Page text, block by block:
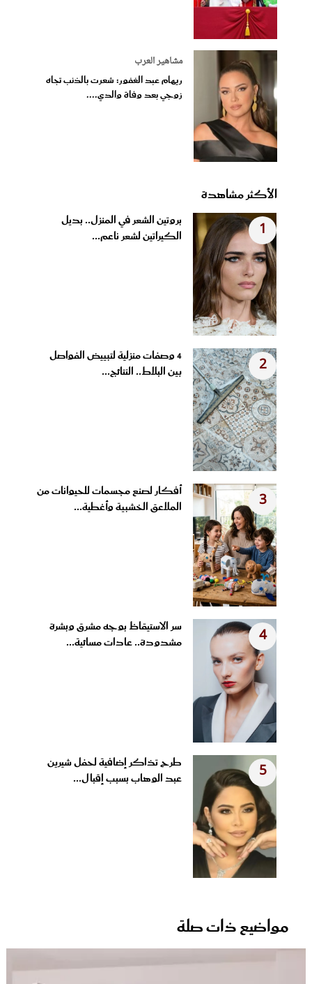
مشاهير العرب
ريهام عبد الغفور: شعرت بالذنب تجاه
زوجي بعد وفاة والدي....
الأكثر مشاهدة
1
بروتين الشعر في المنزل.. بديل
الكيراتين لشعر ناعم...
2
4 وصفات منزلية لتبييض الفواصل
بين البلاط.. النتائج...
3
أفكار لصنع مجسمات للحيوانات من
الملاعق الخشبية وأغطية...
4
سر الاستيقاظ بوجه مشرق وبشرة
مشدودة.. عادات مسائية...
5
طرح تذاكر إضافية لحفل شيرين
عبد الوهاب بسبب إقبال...
مواضيع ذات صلة